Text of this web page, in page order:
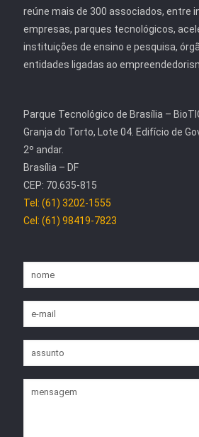
reúne mais de 300 associados, entre
empresas, parques tecnológicos,
instituições de ensino e pesquisa,
entidades ligadas ao
Parque Tecnológico de Brasília –
Granja do Torto, Lote 04. Edifício de
2º andar.
Brasília – DF
CEP: 70.635-815
Tel: (61) 3202-1555
Cel: (61) 98419-7823